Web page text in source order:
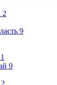
2
9
1
9
2